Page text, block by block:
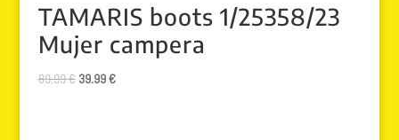
TAMARIS boots 1/25358/23
Mujer campera
89.99€ El
39.99€El